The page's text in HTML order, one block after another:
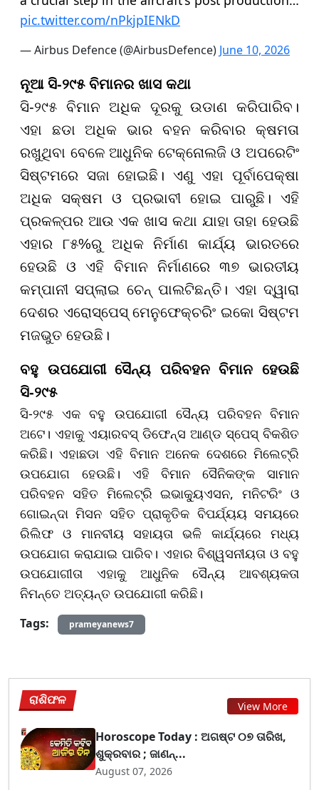
pic.twitter.com/nPkjpIENkD
— Airbus Defence (@AirbusDefence) June 10, 2026
ନୂଆ ସି-୨୯୫ ବିମାନର ଖାସ କଥା
ସି-୨୯୫ ବିମାନ ଅଧିକ ଦୂରକୁ ଉଡାଣ କରିପାରିବ।
ଏହା ଛଡା ଅଧିକ ଭାର ବହନ କରିବାର କ୍ଷମତା
ରଖୁଥିବା ବେଳେ ଆଧୁନିକ ଟେକ୍ନୋଲଜି ଓ ଅପରେଟିଂ
ସିଷ୍ଟମରେ ସଜା ହୋଇଛି। ଏଣୁ ଏହା ପୂର୍ବାପେକ୍ଷା
ଅଧିକ ସକ୍ଷମ ଓ ପ୍ରଭାବୀ ହୋଇ ପାରୁଛି। ଏହି
ପ୍ରକଳ୍ପର ଆଉ ଏକ ଖାସ କଥା ଯାହା ତାହା ହେଉଛି
ଏହାର ୮୫%ରୁ ଅଧିକ ନିର୍ମାଣ କାର୍ଯ୍ୟ ଭାରତରେ
ହେଉଛି ଓ ଏହି ବିମାନ ନିର୍ମାଣରେ ୩୭ ଭାରତୀୟ
କମ୍ପାନୀ ସପ୍ଲାଇ ଚେନ୍ ପାଲଟିଛନ୍ତି। ଏହା ଦ୍ୱାରା
ଦେଶର ଏରୋସ୍ପେସ୍ ମେନୁଫେକ୍ଚରିଂ ଇକୋ ସିଷ୍ଟମ
ମଜଭୁତ ହେଉଛି।
ବହୁ ଉପଯୋଗୀ ସୈନ୍ୟ ପରିବହନ ବିମାନ ହେଉଛି
ସି-୨୯୫
ସି-୨୯୫ ଏକ ବହୁ ଉପଯୋଗୀ ସୈନ୍ୟ ପରିବହନ ବିମାନ
ଅଟେ। ଏହାକୁ ଏୟାରବସ୍ ଡିଫେନ୍ସ ଆଣ୍ଡ ସ୍ପେସ୍ ବିକଶିତ
କରିଛି। ଏହାଛଡା ଏହି ବିମାନ ଅନେକ ଦେଶରେ ମିଲେଟ୍ରି
ଉପଯୋଗ ହେଉଛି। ଏହି ବିମାନ ସୈନିକଙ୍କ ସାମାନ
ପରିବହନ ସହିତ ମିଲେଟ୍ରି ଇଭାକ୍ୟୁଏସନ, ମନିଟରିଂ ଓ
ଗୋଇନ୍ଦା ମିସନ ସହିତ ପ୍ରାକୃତିକ ବିପର୍ଯ୍ୟୟ ସମୟରେ
ରିଲିଫ ଓ ମାନବୀୟ ସହାୟତା ଭଳି କାର୍ଯ୍ୟରେ ମଧ୍ୟ
ଉପଯୋଗ କରାଯାଇ ପାରିବ। ଏହାର ବିଶ୍ୱସନୀୟତା ଓ ବହୁ
ଉପଯୋଗୀତା ଏହାକୁ ଆଧୁନିକ ସୈନ୍ୟ ଆବଶ୍ୟକତା
ନିମନ୍ତେ ଅତ୍ୟନ୍ତ ଉପଯୋଗୀ କରିଛି।
Tags: prameyanews7
ରାଶିଫଳ View More
Horoscope Today : ଅଗଷ୍ଟ ୦୭ ତାରିଖ,
ଶୁକ୍ରବାର ; ଜାଣନ୍...
August 07, 2026